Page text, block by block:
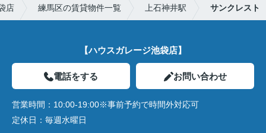
店 練馬区の賃貸物件一覧 上石神井駅 サンクレスト
【ハウスガレージ池袋店】
電話をする お問い合わせ
営業時間： 10:00-19:00※事前予約で時間外対応可
定休日： 毎週水曜日